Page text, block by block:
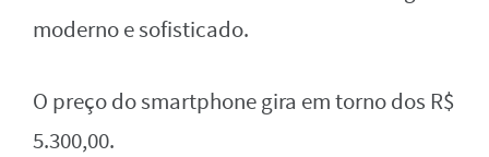
moderno e sofisticado.
O preço do smartphone gira em torno dos R$
5.300,00.